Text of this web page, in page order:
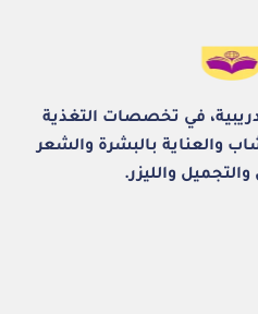
في تخصصات التغذية
والعناية بالبشرة والشعر
والليزر.